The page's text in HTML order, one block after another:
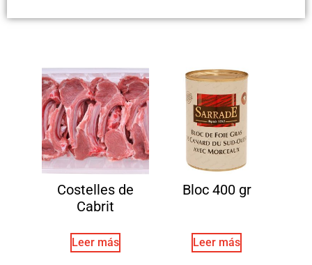
Costelles de
Cabrit
Leer más
Bloc 400 gr
Leer más